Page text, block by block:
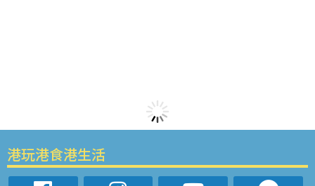
港玩港食港生活